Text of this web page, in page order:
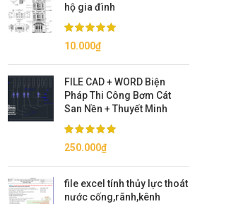
hộ gia đình
10.000₫
FILE CAD + WORD Biện
Pháp Thi Công Bơm Cát
San Nền + Thuyết Minh
250.000₫
file excel tính thủy lực thoát
nước cống,rãnh,kênh